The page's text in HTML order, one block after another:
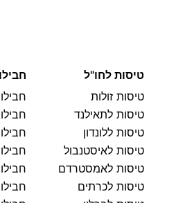
טיסות לחו"ל
טיסות זולות
טיסות לתאילנד
טיסות ללונדון
טיסות לאיסטנבול
טיסות לאמסטרדם
טיסות לכרתים